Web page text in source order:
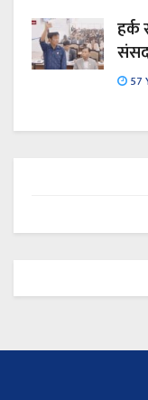
हर्क
57